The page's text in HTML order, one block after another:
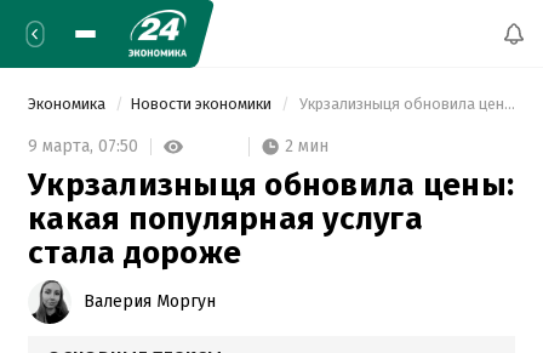
Экономика Новости экономики Укрзализныця обновила цены: какая популярная услуга стала дороже
9 марта, 07:50 2 мин
Укрзализныця обновила цены:
какая популярная услуга
стала дороже
Валерия Моргун